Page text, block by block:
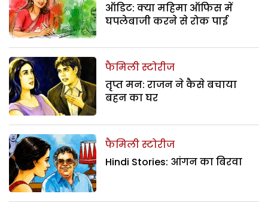
ऑडिट: क्या महिमा ऑफिस में
घपलेबाजी करने से रोक पाई
फैमिली स्टोरीज
तृप्त मन: राजन ने कैसे बचाया
बहन का घर
फैमिली स्टोरीज
Hindi Stories: आंगन का बिरवा